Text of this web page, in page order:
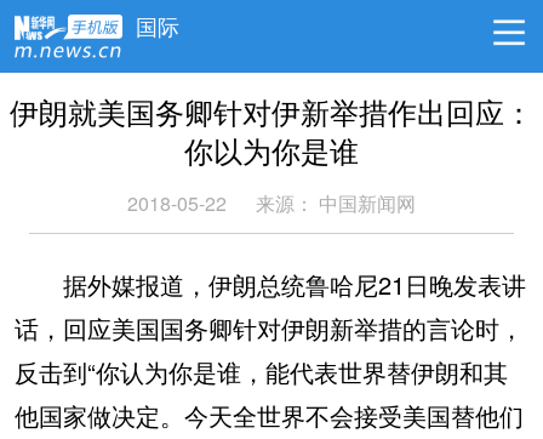
国际
伊朗就美国务卿针对伊新举措作出回应：
你以为你是谁
2018-05-22 来源： 中国新闻网
据外媒报道，伊朗总统鲁哈尼21日晚发表讲
话，回应美国国务卿针对伊朗新举措的言论时，
反击到“你认为你是谁，能代表世界替伊朗和其
他国家做决定。今天全世界不会接受美国替他们